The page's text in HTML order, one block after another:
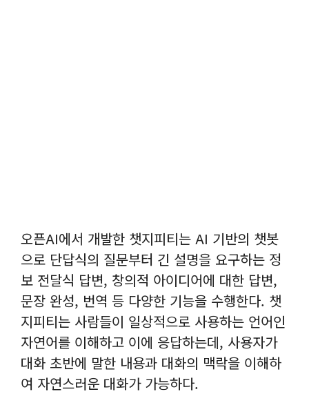
오픈AI에서 개발한 챗지피티는 AI 기반의 챗봇
으로 단답식의 질문부터 긴 설명을 요구하는 정
보 전달식 답변, 창의적 아이디어에 대한 답변,
문장 완성, 번역 등 다양한 기능을 수행한다. 챗
지피티는 사람들이 일상적으로 사용하는 언어인
자연어를 이해하고 이에 응답하는데, 사용자가
대화 초반에 말한 내용과 대화의 맥락을 이해하
여 자연스러운 대화가 가능하다.